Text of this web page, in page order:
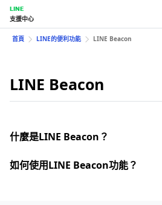
LINE
支援中心
首頁 LINE的便利功能 LINE Beacon
LINE Beacon
什麼是LINE Beacon？
如何使用LINE Beacon功能？